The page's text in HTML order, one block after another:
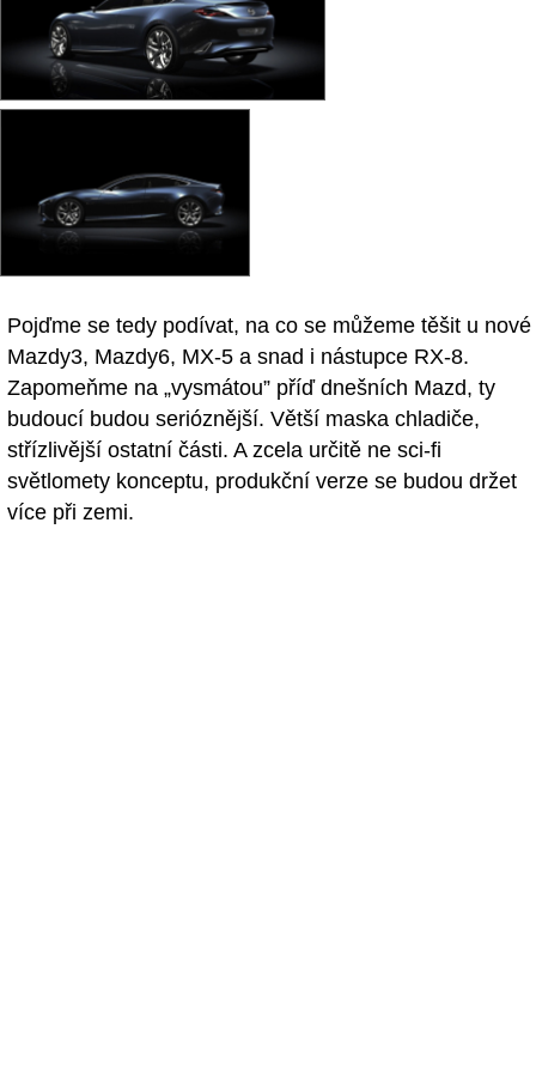
Pojďme se tedy podívat, na co se můžeme těšit u nové
Mazdy3, Mazdy6, MX-5 a snad i nástupce RX-8.
Zapomeňme na „vysmátou” příď dnešních Mazd, ty
budoucí budou serióznější. Větší maska chladiče,
střízlivější ostatní části. A zcela určitě ne sci-fi
světlomety konceptu, produkční verze se budou držet
více při zemi.